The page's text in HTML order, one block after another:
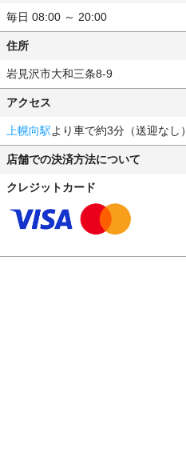
毎日 08:00 ～ 20:00
住所
岩見沢市大和三条8-9
アクセス
上幌向駅より車で約3分（送迎なし）
店舗での決済方法について
クレジットカード